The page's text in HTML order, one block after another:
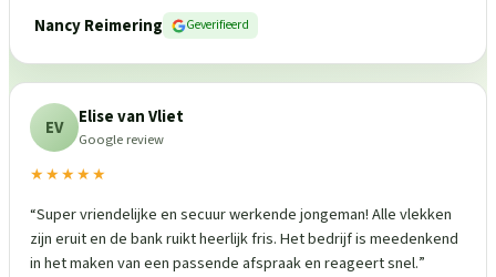
Nancy Reimering
Geverifieerd
EV Elise van Vliet
Google review
★★★★★
“Super vriendelijke en secuur werkende jongeman! Alle vlekken
zijn eruit en de bank ruikt heerlijk fris. Het bedrijf is meedenkend
in het maken van een passende afspraak en reageert snel.”